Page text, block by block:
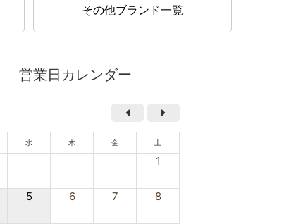
その他ブランド一覧
営業日カレンダー
水 木 金 土
1
5 6 7 8